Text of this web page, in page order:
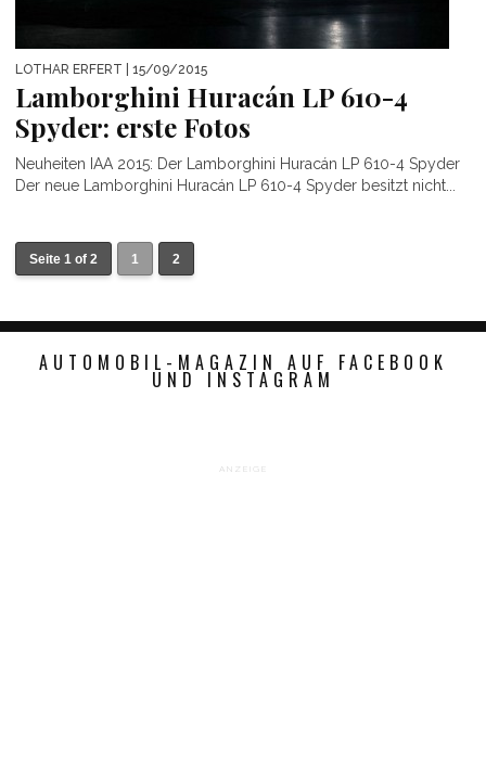
LOTHAR ERFERT | 15/09/2015
Lamborghini Huracán LP 610-4
Spyder: erste Fotos
Neuheiten IAA 2015: Der Lamborghini Huracán LP 610-4 Spyder
Der neue Lamborghini Huracán LP 610-4 Spyder besitzt nicht...
Seite 1 of 2 1 2
AUTOMOBIL-MAGAZIN AUF FACEBOOK
UND INSTAGRAM
ANZEIGE